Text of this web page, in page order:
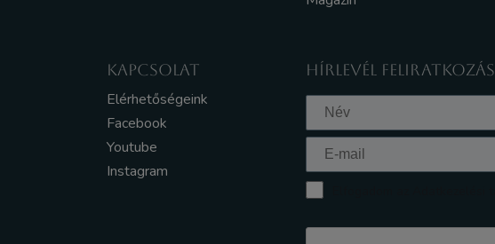
KAPCSOLAT
Elérhetőségeink
Facebook
Youtube
Instagram
HÍRLEVÉL FELIRATKOZÁS